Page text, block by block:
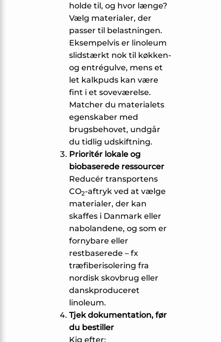
holde til, og hvor længe?
Vælg materialer, der
passer til belastningen.
Eksempelvis er linoleum
slidstærkt nok til køkken-
og entrégulve, mens et
let kalkpuds kan være
fint i et soveværelse.
Matcher du materialets
egenskaber med
brugsbehovet, undgår
du tidlig udskiftning.
Prioritér lokale og
biobaserede ressourcer
Reducér transportens
CO2-aftryk ved at vælge
materialer, der kan
skaffes i Danmark eller
nabolandene, og som er
fornybare eller
restbaserede – fx
træfiberisolering fra
nordisk skovbrug eller
danskproduceret
linoleum.
Tjek dokumentation, før
du bestiller
Kig efter: